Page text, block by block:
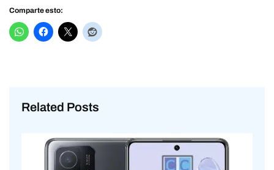
Comparte esto:
Related Posts